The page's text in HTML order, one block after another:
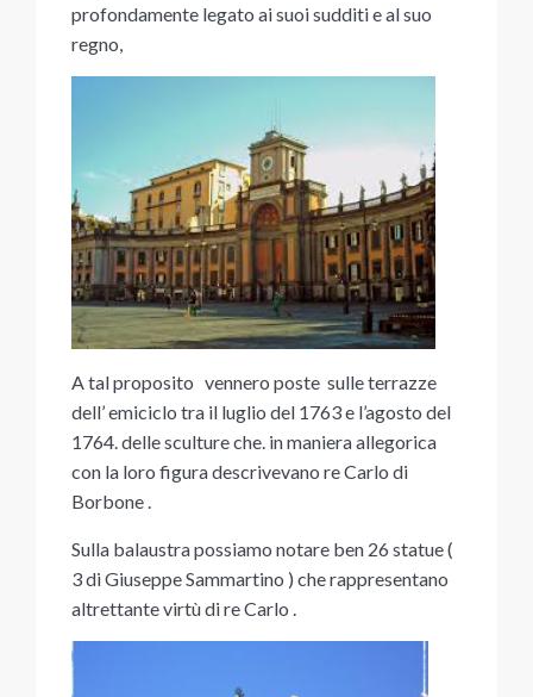
profondamente legato ai suoi sudditi e al suo
regno,
A tal proposito vennero poste sulle terrazze
dell’ emiciclo tra il luglio del 1763 e l’agosto del
1764. delle sculture che. in maniera allegorica
con la loro figura descrivevano re Carlo di
Borbone .
Sulla balaustra possiamo notare ben 26 statue (
3 di Giuseppe Sammartino ) che rappresentano
altrettante virtù di re Carlo .